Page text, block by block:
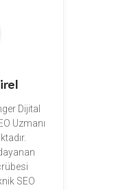
Dijital
Uzmanı
SEO